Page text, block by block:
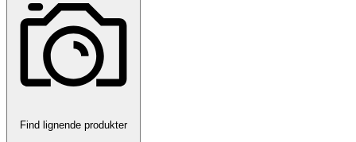
Find lignende produkter